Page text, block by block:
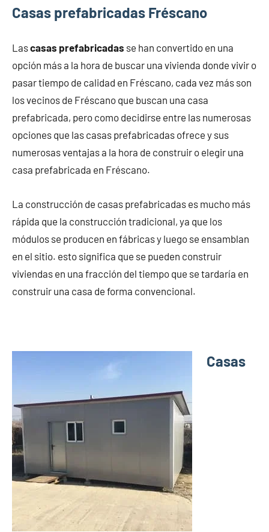
Casas prefabricadas Fréscano
Lascasas prefabricadas se han convertido en una
opción más a la hora de buscar una vivienda donde vivir o
pasar tiempo de calidad en Fréscano, cada vez más son
los vecinos de Fréscano que buscan una casa
prefabricada, pero como decidirse entre las numerosas
opciones que las casas prefabricadas ofrece y sus
numerosas ventajas a la hora de construir o elegir una
casa prefabricada en Fréscano.
La construcción de casas prefabricadas es mucho más
rápida que la construcción tradicional, ya que los
módulos se producen en fábricas y luego se ensamblan
en el sitio. esto significa que se pueden construir
viviendas en una fracción del tiempo que se tardaría en
construir una casa de forma convencional.
Casas